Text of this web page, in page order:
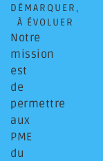
DÉMARQUER,
À ÉVOLUER
Notre
mission
est
de
permettre
aux
PME
du